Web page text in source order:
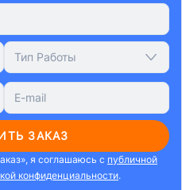
Тип Работы
ЗАКАЗ
я соглашаюсь с публичной
конфиденциальности.